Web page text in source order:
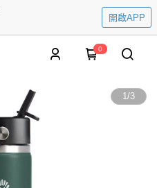
開啟APP
0
1/3